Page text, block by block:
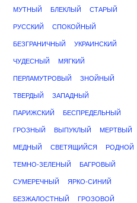
МУТНЫЙ БЛЕКЛЫЙ СТАРЫЙ
РУССКИЙ СПОКОЙНЫЙ
БЕЗГРАНИЧНЫЙ УКРАИНСКИЙ
ЧУДЕСНЫЙ МЯГКИЙ
ПЕРЛАМУТРОВЫЙ ЗНОЙНЫЙ
ТВЕРДЫЙ ЗАПАДНЫЙ
ПАРИЖСКИЙ БЕСПРЕДЕЛЬНЫЙ
ГРОЗНЫЙ ВЫПУКЛЫЙ МЕРТВЫЙ
МЕДНЫЙ СВЕТЯЩИЙСЯ РОДНОЙ
ТЕМНО-ЗЕЛЕНЫЙ БАГРОВЫЙ
СУМЕРЕЧНЫЙ ЯРКО-СИНИЙ
БЕЗЖАЛОСТНЫЙ ГРОЗОВОЙ